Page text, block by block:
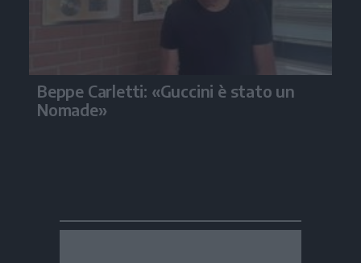
Beppe Carletti: «Guccini è stato un
Nomade»